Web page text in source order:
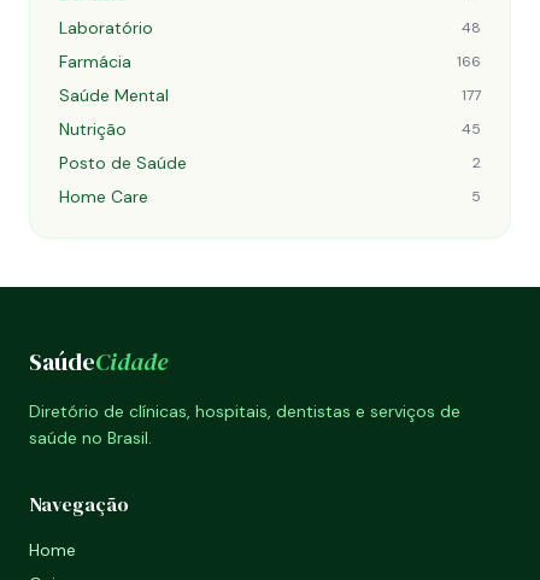
Laboratório 48
Farmácia 166
Saúde Mental 177
Nutrição 45
Posto de Saúde 2
Home Care 5
SaúdeCidade
Diretório de clínicas, hospitais, dentistas e serviços de
saúde no Brasil.
Navegação
Home